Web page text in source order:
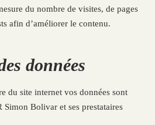
du nombre de visites, de pages
afin d’améliorer le contenu.
données
du site internet vos données sont
Simon Bolivar et ses prestataires